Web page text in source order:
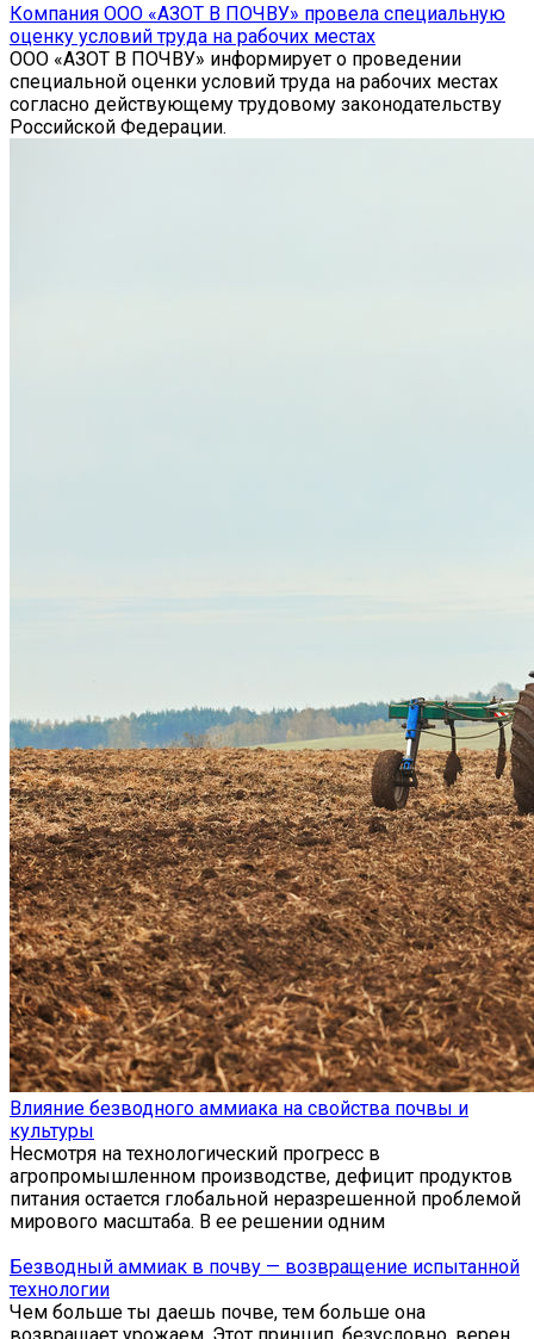
Компания ООО «АЗОТ В ПОЧВУ» провела специальную
оценку условий труда на рабочих местах
ООО «АЗОТ В ПОЧВУ» информирует о проведении
специальной оценки условий труда на рабочих местах
согласно действующему трудовому законодательству
Российской Федерации.
Влияние безводного аммиака на свойства почвы и
культуры
Несмотря на технологический прогресс в
агропромышленном производстве, дефицит продуктов
питания остается глобальной неразрешенной проблемой
мирового масштаба. В ее решении одним
Безводный аммиак в почву — возвращение испытанной
технологии
Чем больше ты даешь почве, тем больше она